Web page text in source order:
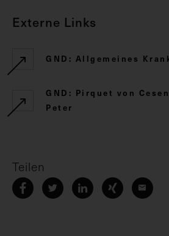
Externe Links
GND: Allgemeines
GND: Pirquet von
Peter
Teilen